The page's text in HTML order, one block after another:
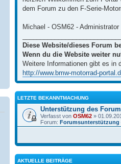
dem Forum zu den F-Serie-
Michael - OSM62 - Administrator
Diese Website/dieses Forum
Wenn du die Website weiter
Weitere Informationen gibt es in
http://www.bmw-motorrad-
LETZTE BEKANNTMACHUNG
Unterstützung des
Verfasst von OSM62 »
Forum: Forumsunterstützung
AKTUELLE BEITRÄGE